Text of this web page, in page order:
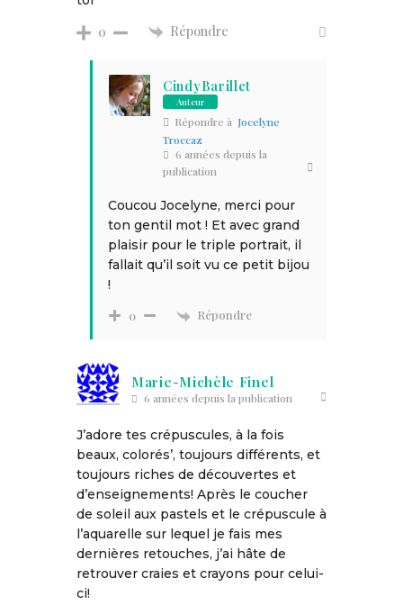
0 Répondre
CindyBarillet
Auteur
Répondre à Jocelyne
Troccaz
6 années depuis la
publication
Coucou Jocelyne, merci pour
ton gentil mot ! Et avec grand
plaisir pour le triple portrait, il
fallait qu’il soit vu ce petit bijou
!
0 Répondre
Marie-Michèle Finel
6 années depuis la publication
J’adore tes crépuscules, à la fois
beaux, colorés’, toujours différents, et
toujours riches de découvertes et
d’enseignements! Après le coucher
de soleil aux pastels et le crépuscule à
l’aquarelle sur lequel je fais mes
dernières retouches, j’ai hâte de
retrouver craies et crayons pour celui-
ci!